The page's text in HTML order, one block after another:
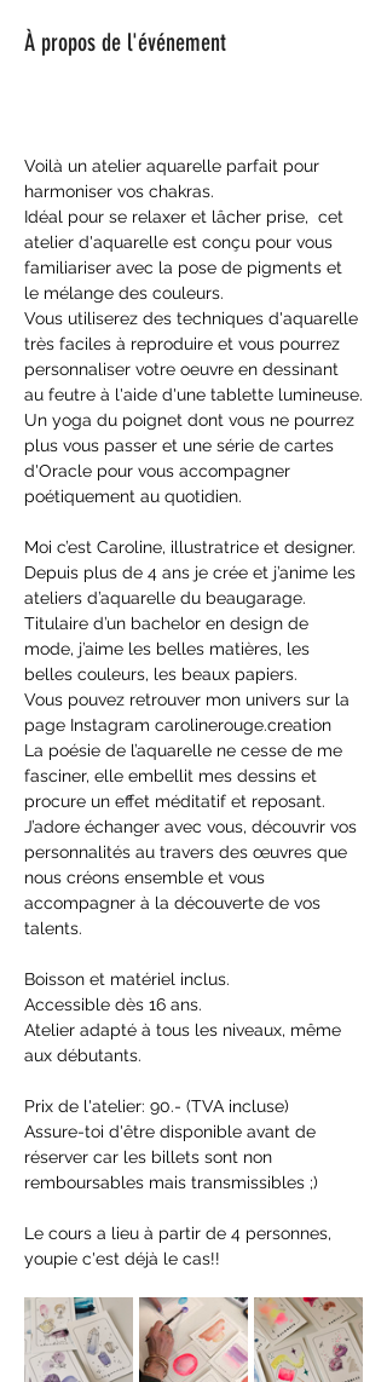
À propos de l'événement
Voilà un atelier aquarelle parfait pour
harmoniser vos chakras.
Idéal pour se relaxer et lâcher prise,  cet
atelier d'aquarelle est conçu pour vous
familiariser avec la pose de pigments et
le mélange des couleurs.
Vous utiliserez des techniques d'aquarelle
très faciles à reproduire et vous pourrez
personnaliser votre oeuvre en dessinant
au feutre à l'aide d'une tablette lumineuse.
Un yoga du poignet dont vous ne pourrez
plus vous passer et une série de cartes
d'Oracle pour vous accompagner
poétiquement au quotidien.
Moi c’est Caroline, illustratrice et designer.
Depuis plus de 4 ans je crée et j’anime les
ateliers d’aquarelle du beaugarage.
Titulaire d’un bachelor en design de
mode, j’aime les belles matières, les
belles couleurs, les beaux papiers.
Vous pouvez retrouver mon univers sur la
page Instagram carolinerouge.creation
La poésie de l’aquarelle ne cesse de me
fasciner, elle embellit mes dessins et
procure un effet méditatif et reposant.
J’adore échanger avec vous, découvrir vos
personnalités au travers des œuvres que
nous créons ensemble et vous
accompagner à la découverte de vos
talents.
Boisson et matériel inclus.
Accessible dès 16 ans.
Atelier adapté à tous les niveaux, même
aux débutants.
Prix de l'atelier: 90.- (TVA incluse)
Assure-toi d'être disponible avant de
réserver car les billets sont non
remboursables mais transmissibles ;)
Le cours a lieu à partir de 4 personnes,
youpie c'est déjà le cas!!